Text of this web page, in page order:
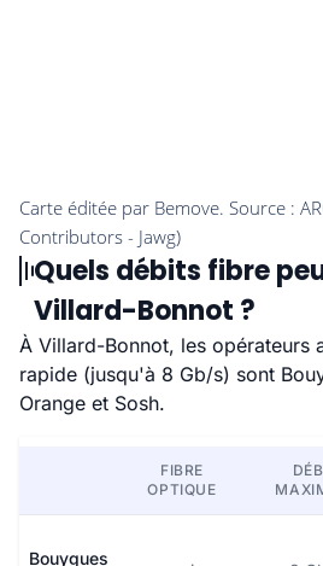
Quels débits fibre
Villard-Bonnot ?
À Villard-Bonnot, les opérateurs
rapide (jusqu'à 8 Gb/s) sont
Orange et Sosh.
FIBRE
OPTIQUE
Bouygues